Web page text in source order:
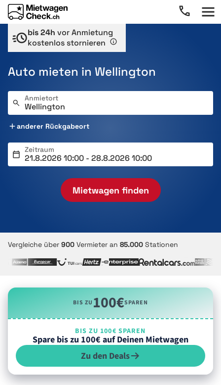
bis 24h vor Anmietung
kostenlos stornieren
Auto mieten in Wellington
Anmietort
anderer Rückgabeort
Zeitraum
Mietwagen finden
Vergleiche über 900 Vermieter an 85.000 Stationen
BIS ZU100€SPAREN
BIS ZU 100€ SPAREN
Spare bis zu 100€ auf Deinen Mietwagen
Zu den Deals